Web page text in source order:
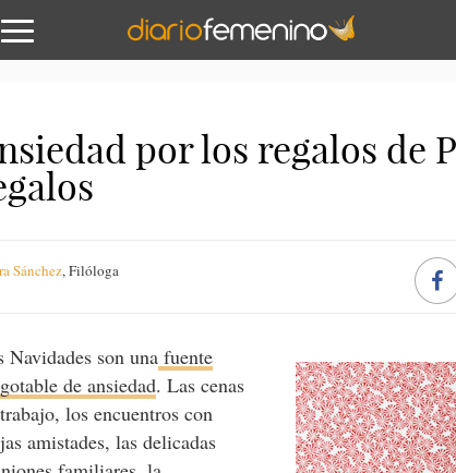
por los regalos de
Sánchez,Filóloga
Navidades son una fuente
de ansiedad. Las cenas
los encuentros con
amistades, las delicadas